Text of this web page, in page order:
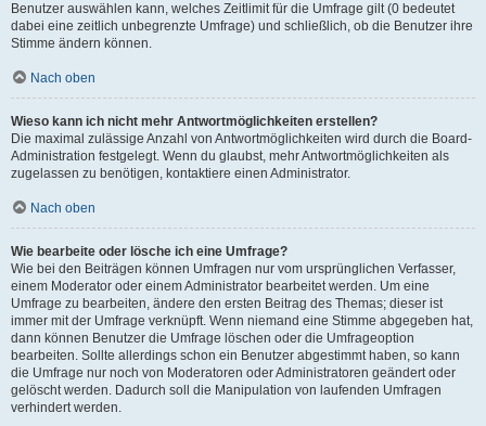
Benutzer auswählen kann, welches Zeitlimit für die Umfrage gilt (0 bedeutet
dabei eine zeitlich unbegrenzte Umfrage) und schließlich, ob die Benutzer ihre
Stimme ändern können.
Nach oben
Wieso kann ich nicht mehr Antwortmöglichkeiten erstellen?
Die maximal zulässige Anzahl von Antwortmöglichkeiten wird durch die Board-
Administration festgelegt. Wenn du glaubst, mehr Antwortmöglichkeiten als
zugelassen zu benötigen, kontaktiere einen Administrator.
Nach oben
Wie bearbeite oder lösche ich eine Umfrage?
Wie bei den Beiträgen können Umfragen nur vom ursprünglichen Verfasser,
einem Moderator oder einem Administrator bearbeitet werden. Um eine
Umfrage zu bearbeiten, ändere den ersten Beitrag des Themas; dieser ist
immer mit der Umfrage verknüpft. Wenn niemand eine Stimme abgegeben hat,
dann können Benutzer die Umfrage löschen oder die Umfrageoption
bearbeiten. Sollte allerdings schon ein Benutzer abgestimmt haben, so kann
die Umfrage nur noch von Moderatoren oder Administratoren geändert oder
gelöscht werden. Dadurch soll die Manipulation von laufenden Umfragen
verhindert werden.